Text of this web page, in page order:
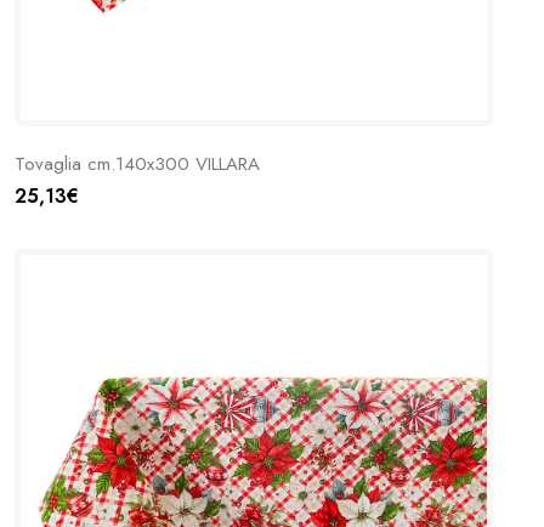
Tovaglia cm.140x300 VILLARA
25,13€